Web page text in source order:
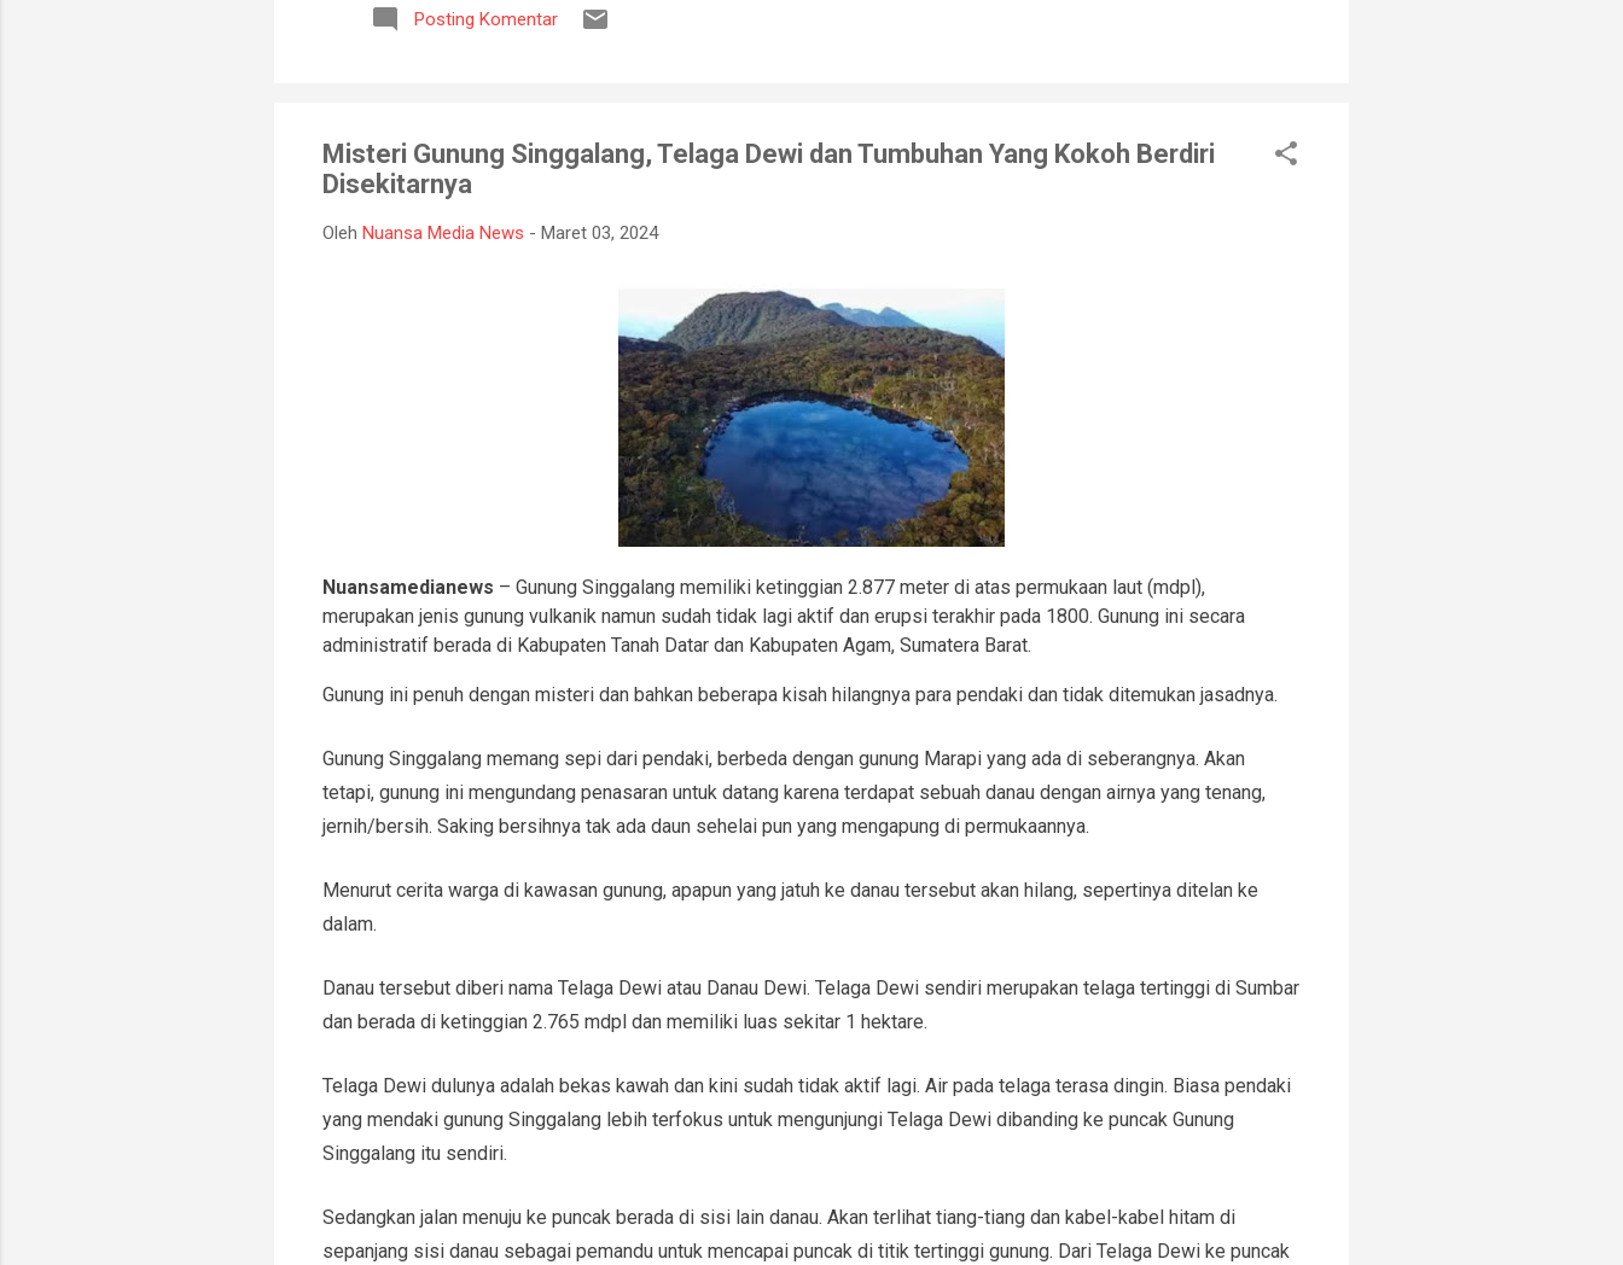
bersih atau baik. Seorang muslim, iman merupakan landasan penting dalam menjalankan kehidupan. Orang beriman selalu
Posting Komentar
Misteri Gunung Singgalang, Telaga Dewi dan Tumbuhan Yang Kokoh Berdiri
Disekitarnya
Oleh Nuansa Media News - Maret 03, 2024
Nuansamedianews – Gunung Singgalang memiliki ketinggian 2.877 meter di atas permukaan laut (mdpl),
merupakan jenis gunung vulkanik namun sudah tidak lagi aktif dan erupsi terakhir pada 1800. Gunung ini secara
administratif berada di Kabupaten Tanah Datar dan Kabupaten Agam, Sumatera Barat.
Gunung ini penuh dengan misteri dan bahkan beberapa kisah hilangnya para pendaki dan tidak ditemukan jasadnya.
Gunung Singgalang memang sepi dari pendaki, berbeda dengan gunung Marapi yang ada di seberangnya. Akan
tetapi, gunung ini mengundang penasaran untuk datang karena terdapat sebuah danau dengan airnya yang tenang,
jernih/bersih. Saking bersihnya tak ada daun sehelai pun yang mengapung di permukaannya.
Menurut cerita warga di kawasan gunung, apapun yang jatuh ke danau tersebut akan hilang, sepertinya ditelan ke
dalam.
Danau tersebut diberi nama Telaga Dewi atau Danau Dewi. Telaga Dewi sendiri merupakan telaga tertinggi di Sumbar
dan berada di ketinggian 2.765 mdpl dan memiliki luas sekitar 1 hektare.
Telaga Dewi dulunya adalah bekas kawah dan kini sudah tidak aktif lagi. Air pada telaga terasa dingin. Biasa pendaki
yang mendaki gunung Singgalang lebih terfokus untuk mengunjungi Telaga Dewi dibanding ke puncak Gunung
Singgalang itu sendiri.
Sedangkan jalan menuju ke puncak berada di sisi lain danau. Akan terlihat tiang-tiang dan kabel-kabel hitam di
sepanjang sisi danau sebagai pemandu untuk mencapai puncak di titik tertinggi gunung. Dari Telaga Dewi ke puncak